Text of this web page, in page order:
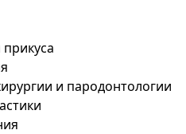
и пародонтологии